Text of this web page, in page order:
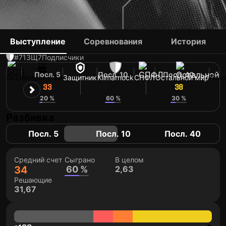
JAMIE BRANDON
#71ЗЩ7Подписчики
Возраст: 28 ЗащитникKilmarnockСПФЛОстальной мир
Выступление Соревнования История
Посл. 5
33
20 %
Посл. 10
60 %
Посл. 40
38
30 %
Посл. 5 Посл. 10 Посл. 40
Средний счет
34
Сыграно
60 %
В целом
2,63
Решающие
31,67